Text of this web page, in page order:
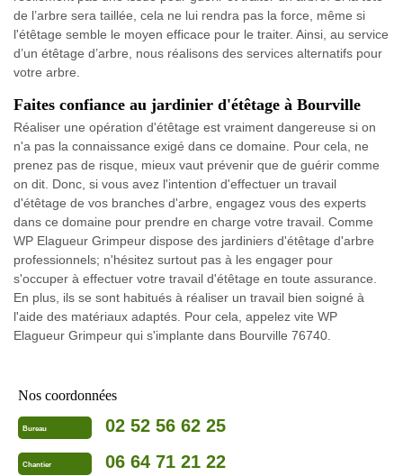
de l’arbre sera taillée, cela ne lui rendra pas la force, même si
l'étêtage semble le moyen efficace pour le traiter. Ainsi, au service
d’un étêtage d’arbre, nous réalisons des services alternatifs pour
votre arbre.
Faites confiance au jardinier d'étêtage à Bourville
Réaliser une opération d'étêtage est vraiment dangereuse si on
n'a pas la connaissance exigé dans ce domaine. Pour cela, ne
prenez pas de risque, mieux vaut prévenir que de guérir comme
on dit. Donc, si vous avez l'intention d'effectuer un travail
d'étêtage de vos branches d'arbre, engagez vous des experts
dans ce domaine pour prendre en charge votre travail. Comme
WP Elagueur Grimpeur dispose des jardiniers d'étêtage d'arbre
professionnels; n'hésitez surtout pas à les engager pour
s'occuper à effectuer votre travail d'étêtage en toute assurance.
En plus, ils se sont habitués à réaliser un travail bien soigné à
l'aide des matériaux adaptés. Pour cela, appelez vite WP
Elagueur Grimpeur qui s'implante dans Bourville 76740.
Nos coordonnées
Bureau 02 52 56 62 25
Chantier 06 64 71 21 22